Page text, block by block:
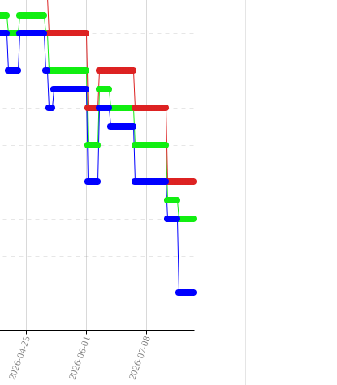
2026-04-25 2026-06-01 2026-07-08